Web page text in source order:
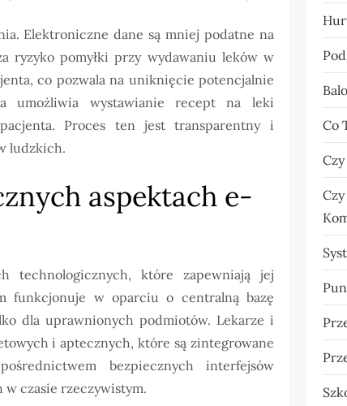
Elektroniczne dane są mniej podatne na
ryzyko pomyłki przy wydawaniu leków w
co pozwala na uniknięcie potencjalnie
umożliwia wystawianie recept na leki
Proces ten jest transparentny i
ludzkich.
aspektach e-
technologicznych, które zapewniają jej
funkcjonuje w oparciu o centralną bazę
dla uprawnionych podmiotów. Lekarze i
i aptecznych, które są zintegrowane
bezpiecznych interfejsów
czasie rzeczywistym.
Co